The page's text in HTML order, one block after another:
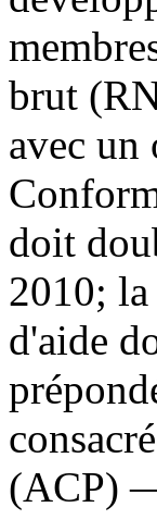
brut
avec
doit
2010;
d'aide
(ACP)